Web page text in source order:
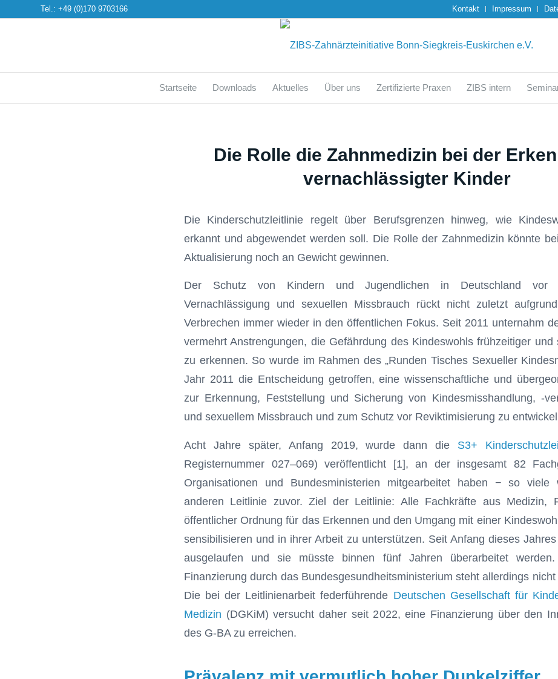
Kontakt Impressum
Tel.: +49 (0)170 9703166
Startseite Downloads Aktuelles Über uns Zertifizierte Praxen ZIBS intern
Die Rolle die Zahnmedizin bei der
vernachlässigter Kinder
Die Kinderschutzleitlinie regelt über Berufsgrenzen hinweg, wie
erkannt und abgewendet werden soll. Die Rolle der Zahnmedizin könnte
Aktualisierung noch an Gewicht gewinnen.
Der Schutz von Kindern und Jugend­lichen in Deutschland vor
Vernachlässigung und sexuellen Missbrauch rückt nicht zuletzt
Verbrechen immer wieder in den öffentlichen Fokus. Seit 2011 unternahm
vermehrt Anstrengungen, die Gefährdung des Kindeswohls frühzeitiger und
zu erkennen. So wurde im Rahmen des „Runden Tisches Sexueller
Jahr 2011 die Entscheidung getroffen, eine wissenschaftliche und
zur Erkennung, Feststellung und Sicherung von Kindesmisshandlung, -
und sexuellem Missbrauch und zum Schutz vor Reviktimisierung zu
Acht Jahre später, Anfang 2019, wurde dann die S3+
Registernummer 027–069) veröffentlicht [1], an der insgesamt 82
Organisationen und Bundesministerien mitgearbeitet haben − so
anderen Leitlinie zuvor. Ziel der Leitlinie: Alle Fachkräfte aus Medizin,
öffentlicher Ordnung für das Erkennen und den Umgang mit einer
sensibilisieren und in ihrer Arbeit zu unterstützen. Seit Anfang dieses
ausgelaufen und sie müsste binnen fünf Jahren überarbeitet
Finanzierung durch das Bundesgesundheitsministerium steht allerdings
Die bei der Leitlinienarbeit federführende Deutschen Gesellschaft für
Medizin (DGKiM) versucht daher seit 2022, eine Finanzierung über den
des G-BA zu erreichen.